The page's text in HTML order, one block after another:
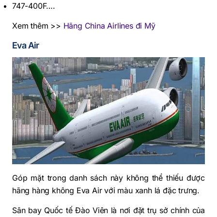
747-400F….
Xem thêm >> Hãng China Airlines đi Mỹ
Eva Air
Góp mặt trong danh sách này không thể thiếu được
hãng hàng không Eva Air với màu xanh lá đặc trưng.
Sân bay Quốc tế Đào Viên là nơi đặt trụ sở chính của